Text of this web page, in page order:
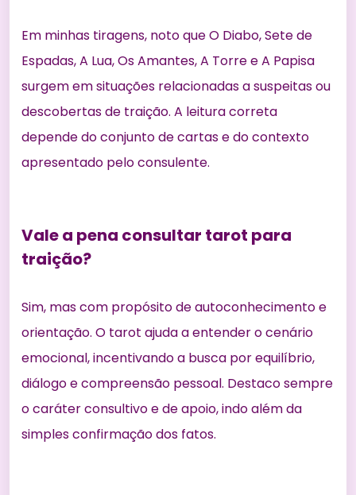
Em minhas tiragens, noto que O Diabo, Sete de
Espadas, A Lua, Os Amantes, A Torre e A Papisa
surgem em situações relacionadas a suspeitas ou
descobertas de traição. A leitura correta
depende do conjunto de cartas e do contexto
apresentado pelo consulente.
Vale a pena consultar tarot para
traição?
Sim, mas com propósito de autoconhecimento e
orientação. O tarot ajuda a entender o cenário
emocional, incentivando a busca por equilíbrio,
diálogo e compreensão pessoal. Destaco sempre
o caráter consultivo e de apoio, indo além da
simples confirmação dos fatos.